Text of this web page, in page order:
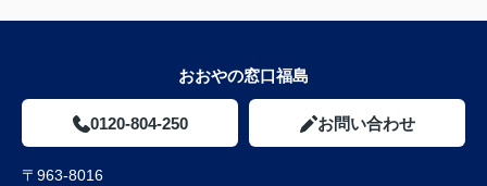
おおやの窓口福島
0120-804-250 お問い合わせ
〒963-8016